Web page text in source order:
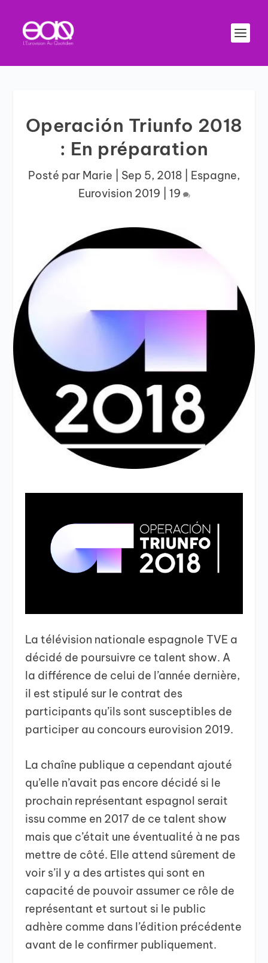
Operación Triunfo 2018
: En préparation
Posté par Marie Sep 5, 2018 Espagne,
Eurovision 2019
19
La télévision nationale espagnole TVE a
décidé de poursuivre ce talent show. A
la différence de celui de l’année dernière,
il est stipulé sur le contrat des
participants qu’ils sont susceptibles de
participer au concours eurovision 2019.
La chaîne publique a cependant ajouté
qu’elle n’avait pas encore décidé si le
prochain représentant espagnol serait
issu comme en 2017 de ce talent show
mais que c’était une éventualité à ne pas
mettre de côté. Elle attend sûrement de
voir s’il y a des artistes qui sont en
capacité de pouvoir assumer ce rôle de
représentant et surtout si le public
adhère comme dans l’édition précédente
avant de le confirmer publiquement.